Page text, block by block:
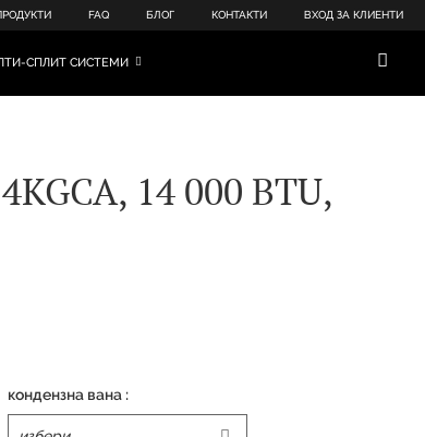
FAQ БЛОГ КОНТАКТИ ВХОД ЗА КЛИЕНТИ
СПЛИТ СИСТЕМИ
14 000 BTU,
кондензна вана :